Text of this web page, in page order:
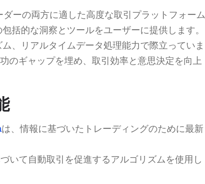
ーの両方に適した高度な取引プラットフォーム
括的な洞察とツールをユーザーに提供します。
、リアルタイムデータ処理能力で際立っていま
のギャップを埋め、取引効率と意思決定を向上
は、情報に基づいたトレーディングのために最新
いて自動取引を促進するアルゴリズムを使用し